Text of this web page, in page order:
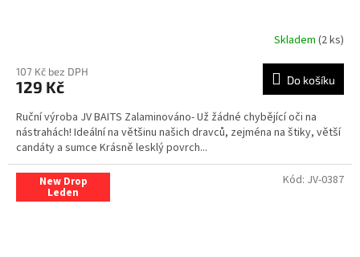
Skladem (2 ks)
107 Kč bez DPH
129 Kč Do košíku
Ruční výroba JV BAITS Zalaminováno- Už žádné chybějící oči na
nástrahách! Ideální na většinu našich dravců, zejména na štiky, větší
candáty a sumce Krásně lesklý povrch...
New Drop
Leden
Kód: JV-0387